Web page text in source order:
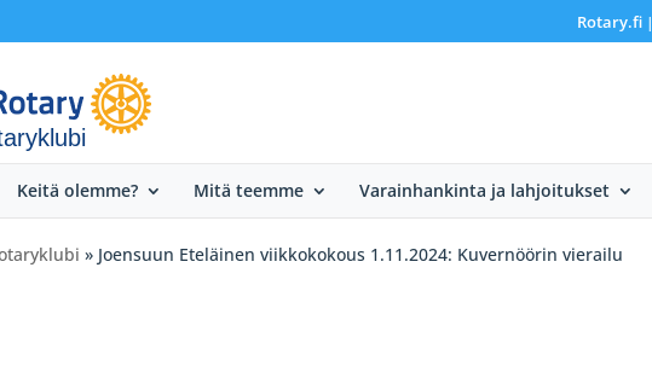
Rotary.fi|
Keitä olemme? Mitä teemme Varainhankinta ja lahjoitukset
» Joensuun Eteläinen viikkokokous 1.11.2024: Kuvernöörin vierailu